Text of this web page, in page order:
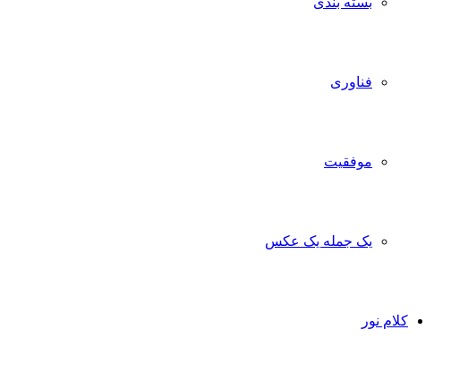
فناوری
موفقیت
یک جمله یک عکس
کلام نور